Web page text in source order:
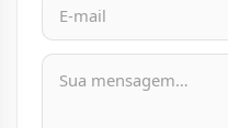
Mensagem